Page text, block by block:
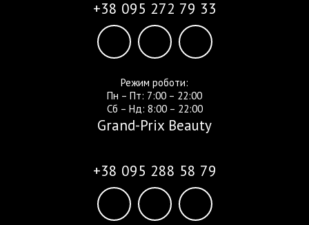
+38 095 272 79 33
Режим роботи:
Пн – Пт: 7:00 – 22:00
Сб – Нд: 8:00 – 22:00
Grand-Prix Beauty
+38 095 288 58 79